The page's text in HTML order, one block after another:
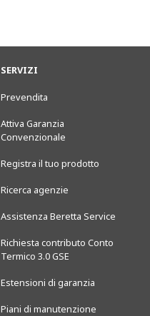
SERVIZI
Prevendita
Attiva Garanzia
Convenzionale
Registra il tuo prodotto
Ricerca agenzie
Assistenza Beretta Service
Richiesta contributo Conto
Termico 3.0 GSE
Estensioni di garanzia
Piani di manutenzione